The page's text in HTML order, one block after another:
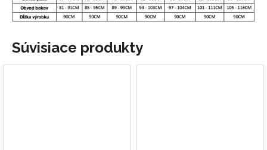
Súvisiace produkty